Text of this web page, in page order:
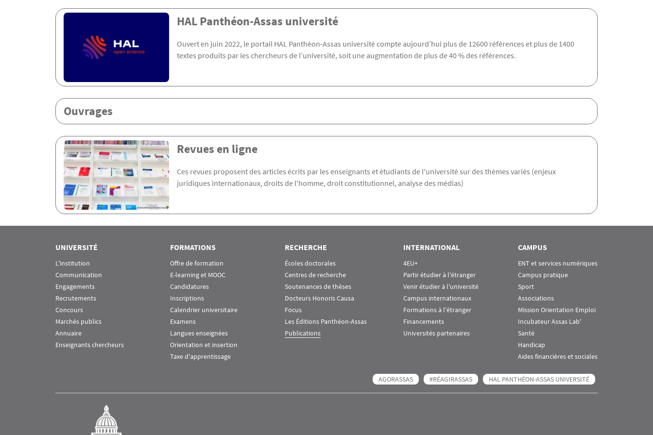
Menu Assas HAL Panthéon-Assas université
Ouvert en juin 2022, le portail HAL Panthéon-Assas université compte aujourd’hui plus de 12600 références et plus de 1400
textes produits par les chercheurs de l’université, soit une augmentation de plus de 40 % des références.
Ouvrages
Revues en ligne
Ces revues proposent des articles écrits par les enseignants et étudiants de l'université sur des thèmes variés (enjeux
juridiques internationaux, droits de l'homme, droit constitutionnel, analyse des médias)
UNIVERSITÉ
L'institution
Communication
Engagements
Recrutements
Concours
Marchés publics
Annuaire
Enseignants chercheurs
FORMATIONS
Offre de formation
E-learning et MOOC
Candidatures
Inscriptions
Calendrier universitaire
Examens
Langues enseignées
Orientation et insertion
Taxe d'apprentissage
RECHERCHE
Écoles doctorales
Centres de recherche
Soutenances de thèses
Docteurs Honoris Causa
Focus
Les Éditions Panthéon-Assas
Publications
INTERNATIONAL
4EU+
Partir étudier à l'étranger
Venir étudier à l'université
Campus internationaux
Formations à l'étranger
Financements
Universités partenaires
CAMPUS
ENT et services numériques
Campus pratique
Sport
Associations
Mission Orientation Emploi
Incubateur Assas Lab'
Santé
Handicap
Aides financières et sociales
AGORASSAS #RÉAGIRASSAS HAL PANTHÉON-ASSAS UNIVERSITÉ